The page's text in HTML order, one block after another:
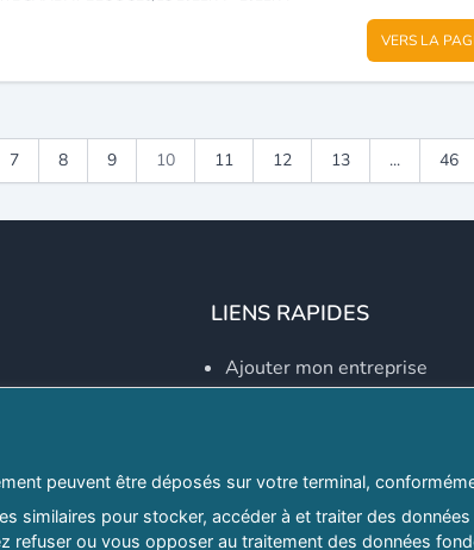
VERS LA
7 8 9 10 11 12 13 ... 46
LIENS RAPIDES
Ajouter mon entreprise
Explorer par secteurs
Explorer par willayas
peuvent être déposés sur votre terminal,
similaires pour stocker, accéder à et traiter des
refuser ou vous opposer au traitement des données